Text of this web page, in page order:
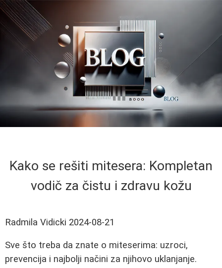
Kako se rešiti mitesera: Kompletan
vodič za čistu i zdravu kožu
Radmila Vidicki 2024-08-21
Sve što treba da znate o miteserima: uzroci,
prevencija i najbolji načini za njihovo uklanjanje.